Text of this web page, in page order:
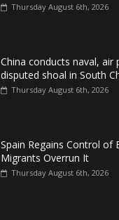
Thursday August 6th, 2026
China conducts naval, air
disputed shoal in South
Thursday August 6th, 2026
Spain Regains Control of
Migrants Overrun It
Thursday August 6th, 2026